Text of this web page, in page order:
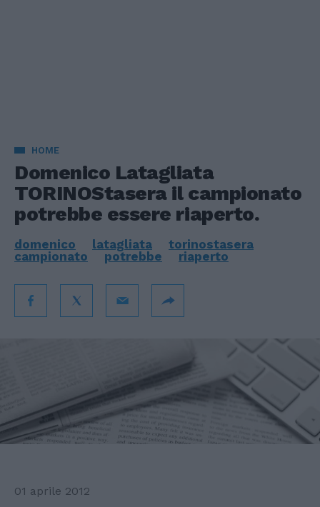
HOME
Domenico Latagliata
TORINOStasera il campionato
potrebbe essere riaperto.
domenico latagliata
torinostasera
campionato
potrebbe riaperto
01 aprile 2012